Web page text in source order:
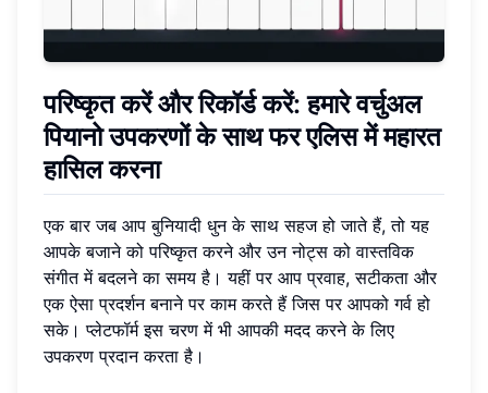
परिष्कृत करें और रिकॉर्ड करें: हमारे वर्चुअल
पियानो उपकरणों के साथ फर एलिस में महारत
हासिल करना
एक बार जब आप बुनियादी धुन के साथ सहज हो जाते हैं, तो यह
आपके बजाने को परिष्कृत करने और उन नोट्स को वास्तविक
संगीत में बदलने का समय है। यहीं पर आप प्रवाह, सटीकता और
एक ऐसा प्रदर्शन बनाने पर काम करते हैं जिस पर आपको गर्व हो
सके। प्लेटफॉर्म इस चरण में भी आपकी मदद करने के लिए
उपकरण प्रदान करता है।